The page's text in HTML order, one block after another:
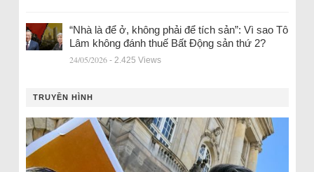
“Nhà là để ở, không phải để tích sản”: Vì sao Tô
Lâm không đánh thuế Bất Động sản thứ 2?
24/05/2026 - 2.425 Views
TRUYỀN HÌNH